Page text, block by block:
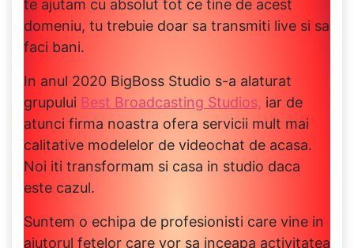
te ajutam cu absolut tot ce tine de acest
domeniu, tu trebuie doar sa transmiti live si sa
faci bani.
In anul 2020 BigBoss Studio s-a alaturat
grupului Best Broadcasting Studios, iar de
atunci firma noastra ofera servicii mult mai
calitative modelelor de videochat de acasa.
Noi iti transformam si casa in studio daca
este cazul.
Suntem o echipa de profesionisti care vine in
ajutorul fetelor care vor sa inceapa activitatea